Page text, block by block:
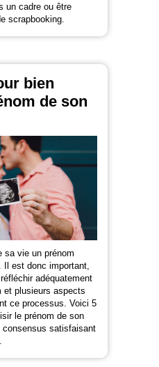
un cadre ou être
scrapbooking.
bien
de son
sa vie un prénom
est donc important,
adéquatement
et plusieurs aspects
ce processus. Voici 5
le prénom de son
consensus satisfaisant